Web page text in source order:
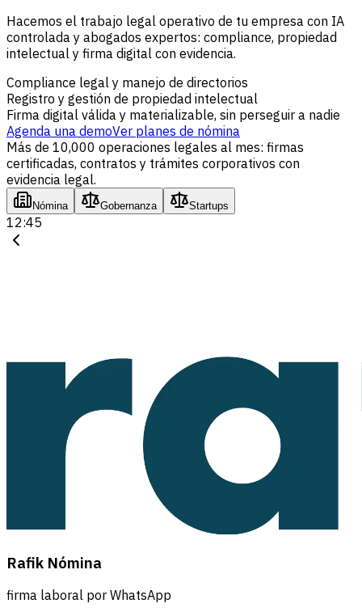
Hacemos el trabajo legal operativo de tu empresa con IA
controlada y abogados expertos: compliance, propiedad
intelectual y firma digital con evidencia.
Compliance legal y manejo de directorios
Registro y gestión de propiedad intelectual
Firma digital válida y materializable, sin perseguir a nadie
Agenda una demoVer planes de nómina
Más de 10,000 operaciones legales al mes: firmas
certificadas, contratos y trámites corporativos con
evidencia legal.
Nómina Gobernanza Startups
12:45
Rafik Nómina
firma laboral por WhatsApp